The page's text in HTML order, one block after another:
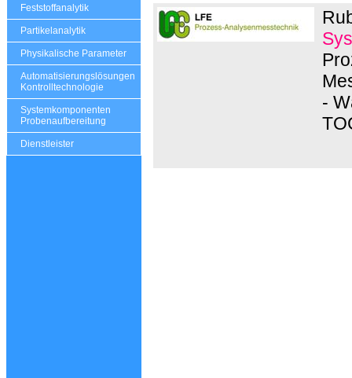
Feststoffanalytik
Partikelanalytik
Physikalische Parameter
Automatisierungslösungen
Kontrolltechnologie
Systemkomponenten
Probenaufbereitung
Dienstleister
-